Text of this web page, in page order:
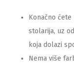
Konačno
stolarija, uz
koja dolazi
Nema više